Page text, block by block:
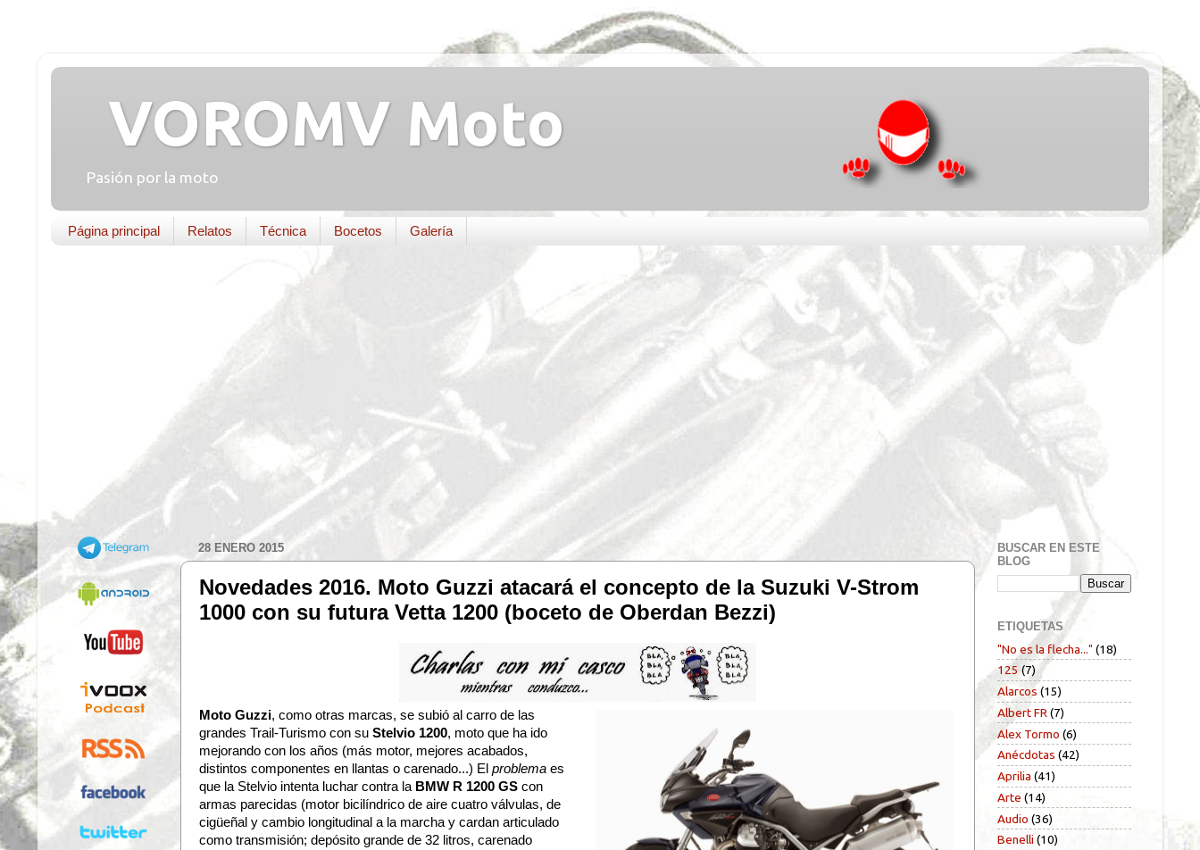
VOROMV Moto
Pasión por la moto
Página principal Relatos Técnica Bocetos Galería
28 ENERO 2015
Novedades 2016. Moto Guzzi atacará el concepto de la Suzuki V-Strom
1000 con su futura Vetta 1200 (boceto de Oberdan Bezzi)
Moto Guzzi, como otras marcas, se subió al carro de las
grandes Trail-Turismo con su Stelvio 1200, moto que ha ido
mejorando con los años (más motor, mejores acabados,
distintos componentes en llantas o carenado...) El problema es
que la Stelvio intenta luchar contra la BMW R 1200 GS con
armas parecidas (motor bicilíndrico de aire cuatro válvulas, de
cigüeñal y cambio longitudinal a la marcha y cardan articulado
como transmisión; depósito grande de 32 litros, carenado
BUSCAR EN ESTE
BLOG
ETIQUETAS
"No es la flecha..." (18)
125 (7)
Alarcos (15)
Albert FR (7)
Alex Tormo (6)
Anécdotas (42)
Aprilia (41)
Arte (14)
Audio (36)
Benelli (10)